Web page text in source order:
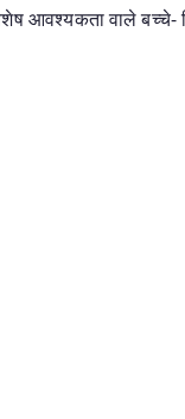
आवश्यकता वाले बच्चे-